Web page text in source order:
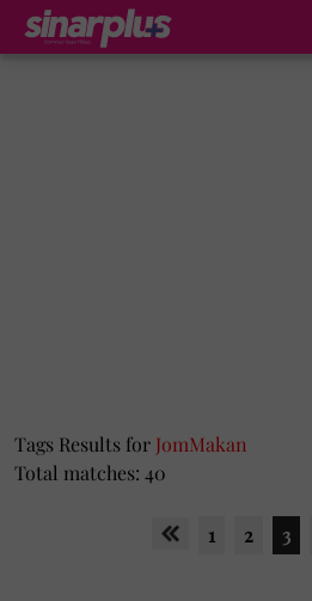
Tags Results for JomMakan
Total matches: 40
1 2 3